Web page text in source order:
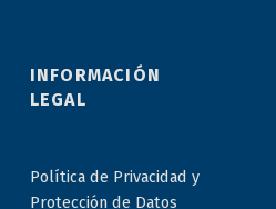
INFORMACIÓN
LEGAL
Política de Privacidad y
Protección de Datos